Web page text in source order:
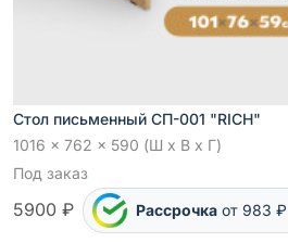
Стол письменный СП-001 "RICH"
1016 x 762 x 590 (Ш x В x Г)
Под заказ
5900 ₽ Рассрочка от 983 ₽